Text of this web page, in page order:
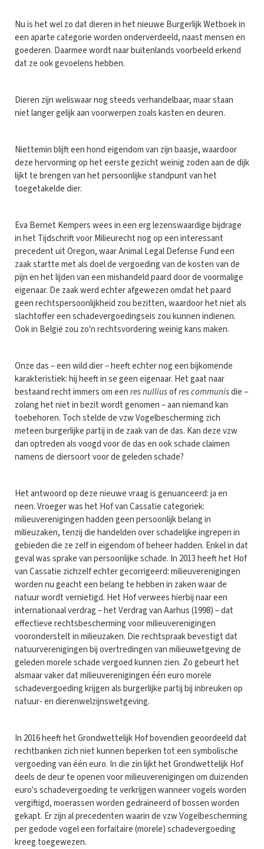
Nu is het wel zo dat dieren in het nieuwe Burgerlijk Wetboek in
een aparte categorie worden onderverdeeld, naast mensen en
goederen. Daarmee wordt naar buitenlands voorbeeld erkend
dat ze ook gevoelens hebben.
Dieren zijn weliswaar nog steeds verhandelbaar, maar staan
niet langer gelijk aan voorwerpen zoals kasten en deuren.
Niettemin blijft een hond eigendom van zijn baasje, waardoor
deze hervorming op het eerste gezicht weinig zoden aan de dijk
lijkt te brengen van het persoonlijke standpunt van het
toegetakelde dier.
Eva Bernet Kempers wees in een erg lezenswaardige bijdrage
in het Tijdschrift voor Milieurecht nog op een interessant
precedent uit Oregon, waar Animal Legal Defense Fund een
zaak startte met als doel de vergoeding van de kosten van de
pijn en het lijden van een mishandeld paard door de voormalige
eigenaar. De zaak werd echter afgewezen omdat het paard
geen rechtspersoonlijkheid zou bezitten, waardoor het niet als
slachtoffer een schadevergoedingseis zou kunnen indienen.
Ook in België zou zo'n rechtsvordering weinig kans maken.
Onze das – een wild dier – heeft echter nog een bijkomende
karakteristiek: hij heeft in se geen eigenaar. Het gaat naar
bestaand recht immers om eenres nulliusofres communisdie –
zolang het niet in bezit wordt genomen – aan niemand kan
toebehoren. Toch stelde de vzw Vogelbescherming zich
meteen burgerlijke partij in de zaak van de das. Kan deze vzw
dan optreden als voogd voor de das en ook schade claimen
namens de diersoort voor de geleden schade?
Het antwoord op deze nieuwe vraag is genuanceerd: ja en
neen. Vroeger was het Hof van Cassatie categoriek:
milieuverenigingen hadden geen persoonlijk belang in
milieuzaken, tenzij die handelden over schadelijke ingrepen in
gebieden die ze zelf in eigendom of beheer hadden. Enkel in dat
geval was sprake van persoonlijke schade. In 2013 heeft het Hof
van Cassatie zichzelf echter gecorrigeerd: milieuverenigingen
worden nu geacht een belang te hebben in zaken waar de
natuur wordt vernietigd. Het Hof verwees hierbij naar een
internationaal verdrag – het Verdrag van Aarhus (1998) – dat
effectieve rechtsbescherming voor milieuverenigingen
vooronderstelt in milieuzaken. Die rechtspraak bevestigt dat
natuurverenigingen bij overtredingen van milieuwetgeving de
geleden morele schade vergoed kunnen zien. Zo gebeurt het
alsmaar vaker dat milieuverenigingen één euro morele
schadevergoeding krijgen als burgerlijke partij bij inbreuken op
natuur- en dierenwelzijnswetgeving.
In 2016 heeft het Grondwettelijk Hof bovendien geoordeeld dat
rechtbanken zich niet kunnen beperken tot een symbolische
vergoeding van één euro. In die zin lijkt het Grondwettelijk Hof
deels de deur te openen voor milieuverenigingen om duizenden
euro's schadevergoeding te verkrijgen wanneer vogels worden
vergiftigd, moerassen worden gedraineerd of bossen worden
gekapt. Er zijn al precedenten waarin de vzw Vogelbescherming
per gedode vogel een forfaitaire (morele) schadevergoeding
kreeg toegewezen.